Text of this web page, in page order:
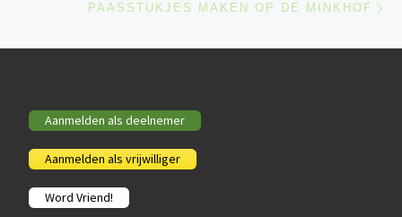
PAASSTUKJES MAKEN OP DE MINKHOF
Aanmelden als deelnemer
Aanmelden als vrijwilliger
Word Vriend!